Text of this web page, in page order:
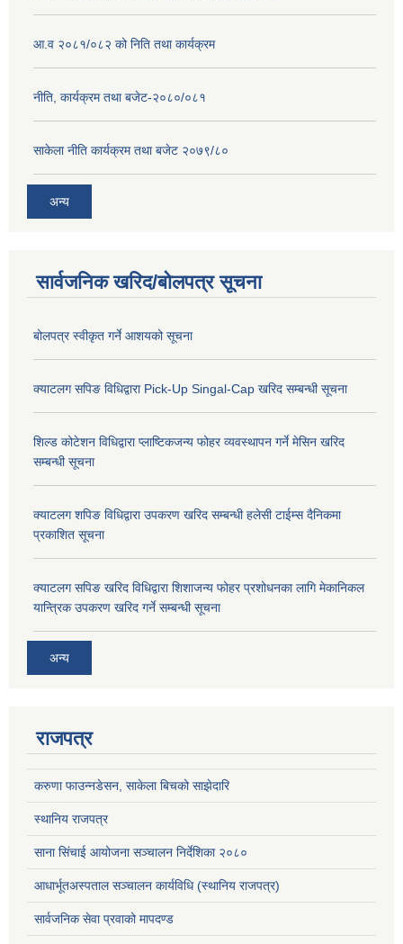
आ.व २०८१/०८२ को निति तथा कार्यक्रम
नीति, कार्यक्रम तथा बजेट-२०८०/०८१
साकेला नीति कार्यक्रम तथा बजेट २०७९/८०
अन्य
सार्वजनिक खरिद/बोलपत्र सूचना
बोलपत्र स्वीकृत गर्ने आशयको सूचना
क्याटलग सपिङ विधिद्वारा Pick-Up Singal-Cap खरिद सम्बन्धी सूचना
शिल्ड कोटेशन विधिद्वारा प्लाष्टिकजन्य फोहर व्यवस्थापन गर्ने मेसिन खरिद
सम्बन्धी सूचना
क्याटलग शपिङ विधिद्वारा उपकरण खरिद सम्बन्धी हलेसी टाईम्स दैनिकमा
प्रकाशित सूचना
क्याटलग सपिङ खरिद विधिद्वारा शिशाजन्य फोहर प्रशोधनका लागि मेकानिकल
यान्त्रिक उपकरण खरिद गर्ने सम्बन्धी सूचना
अन्य
राजपत्र
करुणा फाउन्नडेसन, साकेला बिचको साझेदारि
स्थानिय राजपत्र
साना सिंचाई आयोजना सञ्चालन निर्देशिका २०८०
आधार्भूतअस्पताल सञ्चालन कार्यविधि (स्थानिय राजपत्र)
सार्वजनिक सेवा प्रवाको मापदण्ड